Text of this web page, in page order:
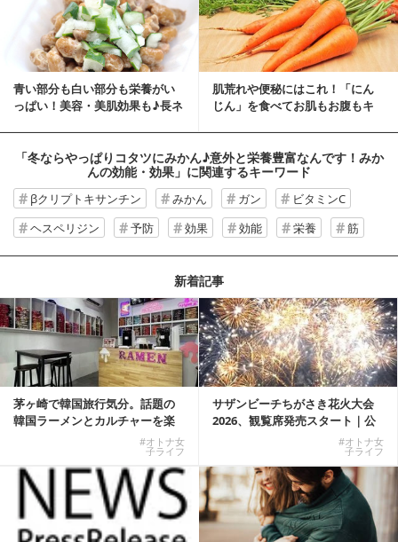
青い部分も白い部分も栄養がい
っぱい！美容・美肌効果も♪長ネ
肌荒れや便秘にはこれ！「にん
じん」を食べてお肌もお腹もキ
「冬ならやっぱりコタツにみかん♪意外と栄養豊富なんです！みか
んの効能・効果」 に関連するキーワード
βクリプトキサンチン みかん ガン
ビタミンC
ヘスペリジン
予防 効果 効能 栄養 筋
新着記事
茅ヶ崎で韓国旅行気分。話題の
韓国ラーメンとカルチャーを楽
#オトナ女
子ライフ
サザンビーチちがさき花火大会
2026、観覧席発売スタート｜公
#オトナ女
子ライフ